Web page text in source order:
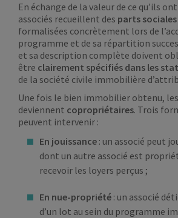
En échange de la valeur de ce qu’ils
associés recueillent des parts sociales
formalisées concrètement lors de
programme et de sa répartition
et sa description complète doivent
être clairement spécifiés dans les
de la société civile immobilière
Une fois le bien immobilier obtenu,
deviennent copropriétaires. Trois
peuvent intervenir :
En jouissance : un associé peut
dont un autre associé est
recevoir les loyers perçus ;
En nue-propriété : un associé
d’un lot au sein du programme